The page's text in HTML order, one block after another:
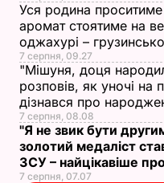
Уся родина
аромат стоятиме на
оджахурі –
7 серпня, 09.27
"Мішуня, доця
розповів, як уночі на
дізнався про
7 серпня, 08.08
"Я не звик бути
золотий медаліст
ЗСУ – найцікавіше
7 серпня, 07.07